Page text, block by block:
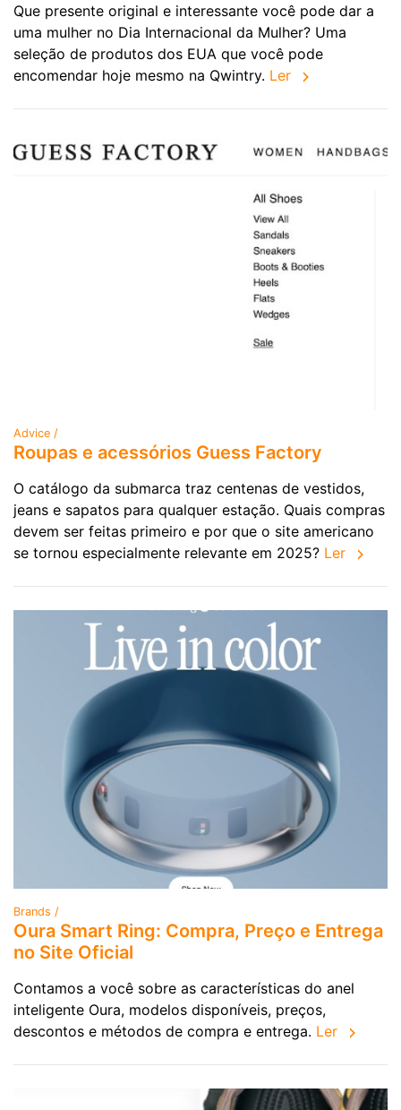
Que presente original e interessante você pode dar a
uma mulher no Dia Internacional da Mulher? Uma
seleção de produtos dos EUA que você pode
encomendar hoje mesmo na Qwintry. Ler
Advice /
Roupas e acessórios Guess Factory
O catálogo da submarca traz centenas de vestidos,
jeans e sapatos para qualquer estação. Quais compras
devem ser feitas primeiro e por que o site americano
se tornou especialmente relevante em 2025? Ler
Brands /
Oura Smart Ring: Compra, Preço e Entrega
no Site Oficial
Contamos a você sobre as características do anel
inteligente Oura, modelos disponíveis, preços,
descontos e métodos de compra e entrega. Ler